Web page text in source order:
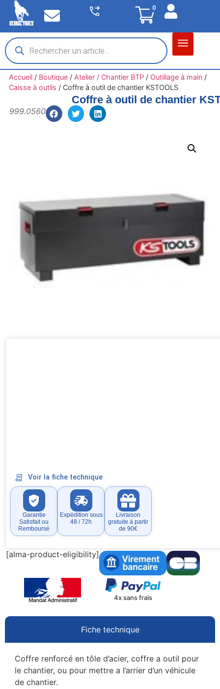
0
Accueil/ Boutique/ Atelier / Chantier BTP/ Outillage à main/
Caisse à outils / Coffre à outil de chantier KSTOOLS
Coffre à outil de chantier
999.0560
Voir la fiche technique
Garantie
Satisfait ou
Remboursé
Expédition sous
48 / 72h
Livraison
gratuite à partir
de 90€
[alma-product-eligibility]
4x sans frais
Fiche technique
Coffre renforcé en tôle d’acier, coffre a outil pour
le chantier, ou pour mettre a l’arrier d’un véhicule
de chantier.